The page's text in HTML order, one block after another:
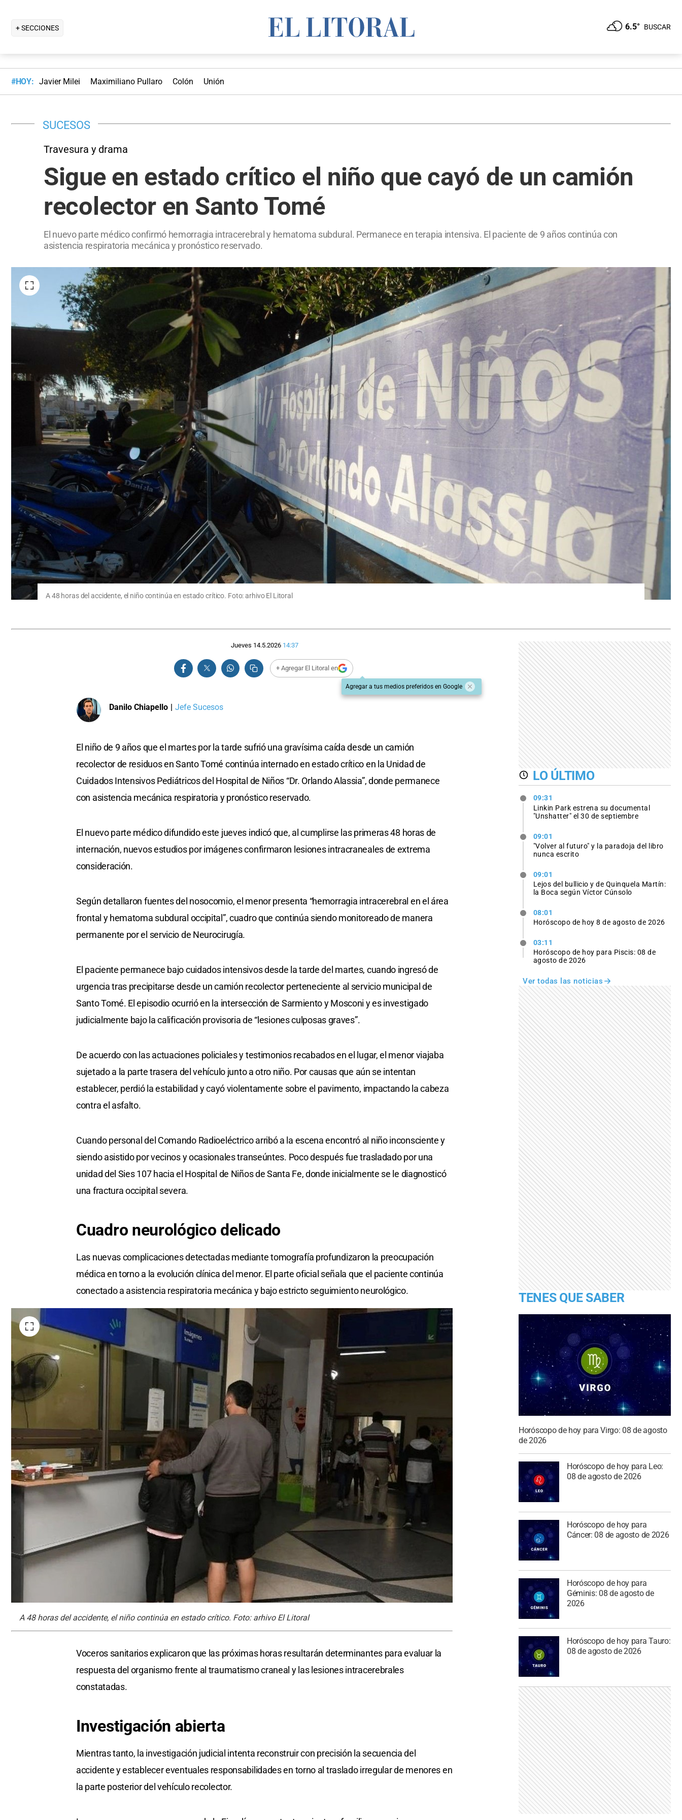
+ SECCIONES 6.5° BUSCAR
#HOY: Javier Milei Maximiliano Pullaro Colón Unión
SUCESOS
Travesura y drama
Sigue en estado crítico el niño que cayó de un camión
recolector en Santo Tomé
El nuevo parte médico confirmó hemorragia intracerebral y hematoma subdural. Permanece en terapia intensiva. El paciente de 9 años continúa con
asistencia respiratoria mecánica y pronóstico reservado.
A 48 horas del accidente, el niño continúa en estado crítico. Foto: arhivo El Litoral
Jueves 14.5.2026 14:37
+ Agregar El Litoral en
Agregar a tus medios preferidos en Google
Danilo Chiapello | Jefe Sucesos
El niño de 9 años que el martes por la tarde sufrió una gravísima caída desde un camión
recolector de residuos en Santo Tomé continúa internado en estado crítico en la Unidad de
Cuidados Intensivos Pediátricos del Hospital de Niños “Dr. Orlando Alassia”, donde permanece
con asistencia mecánica respiratoria y pronóstico reservado.
El nuevo parte médico difundido este jueves indicó que, al cumplirse las primeras 48 horas de
internación, nuevos estudios por imágenes confirmaron lesiones intracraneales de extrema
consideración.
Según detallaron fuentes del nosocomio, el menor presenta “hemorragia intracerebral en el área
frontal y hematoma subdural occipital”, cuadro que continúa siendo monitoreado de manera
permanente por el servicio de Neurocirugía.
El paciente permanece bajo cuidados intensivos desde la tarde del martes, cuando ingresó de
urgencia tras precipitarse desde un camión recolector perteneciente al servicio municipal de
Santo Tomé. El episodio ocurrió en la intersección de Sarmiento y Mosconi y es investigado
judicialmente bajo la calificación provisoria de “lesiones culposas graves”.
De acuerdo con las actuaciones policiales y testimonios recabados en el lugar, el menor viajaba
sujetado a la parte trasera del vehículo junto a otro niño. Por causas que aún se intentan
establecer, perdió la estabilidad y cayó violentamente sobre el pavimento, impactando la cabeza
contra el asfalto.
Cuando personal del Comando Radioeléctrico arribó a la escena encontró al niño inconsciente y
siendo asistido por vecinos y ocasionales transeúntes. Poco después fue trasladado por una
unidad del Sies 107 hacia el Hospital de Niños de Santa Fe, donde inicialmente se le diagnosticó
una fractura occipital severa.
Cuadro neurológico delicado
Las nuevas complicaciones detectadas mediante tomografía profundizaron la preocupación
médica en torno a la evolución clínica del menor. El parte oficial señala que el paciente continúa
conectado a asistencia respiratoria mecánica y bajo estricto seguimiento neurológico.
A 48 horas del accidente, el niño continúa en estado crítico. Foto: arhivo El Litoral
Voceros sanitarios explicaron que las próximas horas resultarán determinantes para evaluar la
respuesta del organismo frente al traumatismo craneal y las lesiones intracerebrales
constatadas.
Investigación abierta
Mientras tanto, la investigación judicial intenta reconstruir con precisión la secuencia del
accidente y establecer eventuales responsabilidades en torno al traslado irregular de menores en
la parte posterior del vehículo recolector.
LO ÚLTIMO
09:31
Linkin Park estrena su documental
"Unshatter" el 30 de septiembre
09:01
"Volver al futuro" y la paradoja del libro
nunca escrito
09:01
Lejos del bullicio y de Quinquela Martín:
la Boca según Víctor Cúnsolo
08:01
Horóscopo de hoy 8 de agosto de 2026
03:11
Horóscopo de hoy para Piscis: 08 de
agosto de 2026
Ver todas las noticias
TENES QUE SABER
Horóscopo de hoy para Virgo: 08 de agosto
de 2026
Horóscopo de hoy para Leo:
08 de agosto de 2026
Horóscopo de hoy para
Cáncer: 08 de agosto de 2026
Horóscopo de hoy para
Géminis: 08 de agosto de
2026
Horóscopo de hoy para Tauro:
08 de agosto de 2026